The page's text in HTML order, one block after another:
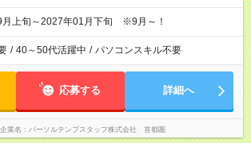
月上旬～2027年01月下旬 ※9月～！
/ 40～50代活躍中 / パソコンスキル不要
応募する 詳細へ
業名 パーソルテンプスタッフ株式会社 首都圏